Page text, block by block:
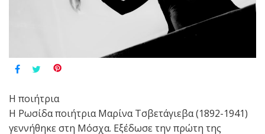
Η ποιήτρια
Η Ρωσίδα ποιήτρια Μαρίνα Τσβετάγιεβα (1892-1941)
γεννήθηκε στη Μόσχα. Εξέδωσε την πρώτη της